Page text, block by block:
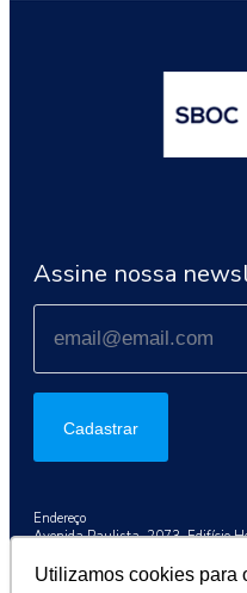
Utilizamos cookies para
Assine nossa
Cadastrar
Endereço
Avenida Paulista, 2073, Edifício
Telefone